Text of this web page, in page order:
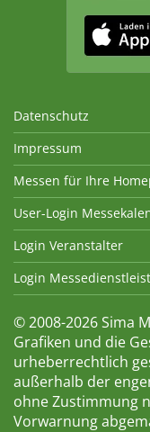
Datenschutz
Impressum
Messen für Ihre
User-Login
Login Veranstalter
Login
© 2008-2026 Sima
Grafiken und die
urheberrechtlich
außerhalb der
ohne Zustimmung
Vorwarnung